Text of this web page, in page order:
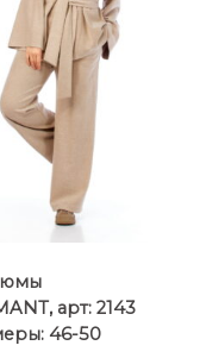
арт: 2143
46-50